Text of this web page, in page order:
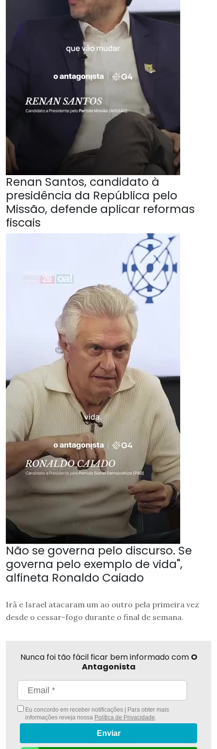
Renan Santos, candidato à
presidência da República pelo
Missão, defende aplicar reformas
fiscais
Não se governa pelo discurso. Se
governa pelo exemplo de vida",
alfineta Ronaldo Caiado
Irã e Israel atacaram um ao outro pela primeira vez
desde o cessar-fogo durante o final de semana.
Nunca foi tão fácil ficar bem informado com O
Antagonista
Eu concordo em receber notificações | Para obter mais
informações reveja nossa Política de Privacidade.
Enviar